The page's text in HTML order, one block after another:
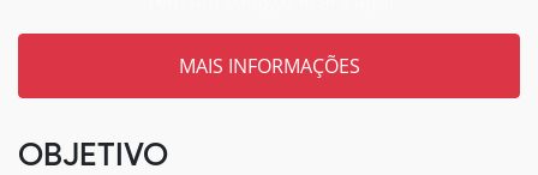
OBJETIVO